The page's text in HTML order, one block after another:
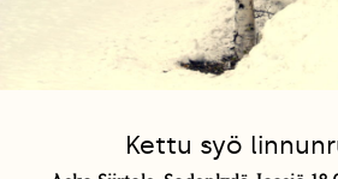
Kettu syö